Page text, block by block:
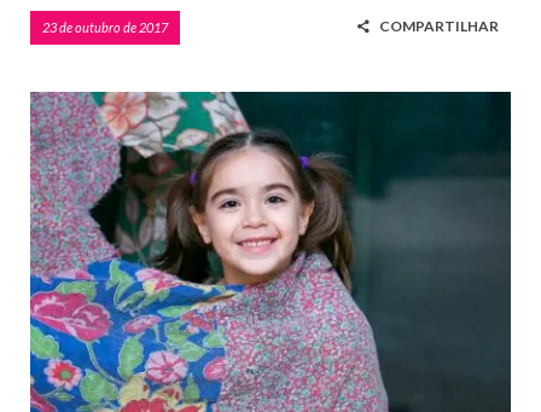
23 de outubro de 2017 COMPARTILHAR